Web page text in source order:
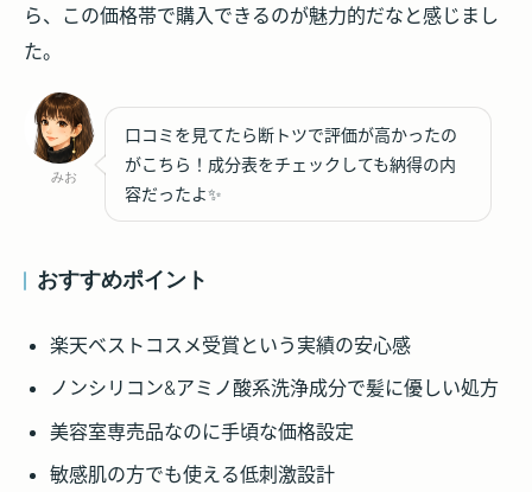
ら、この価格帯で購入できるのが魅力的だなと感じまし
た。
みお
口コミを見てたら断トツで評価が高かったの
がこちら！成分表をチェックしても納得の内
容だったよ✨
おすすめポイント
楽天ベストコスメ受賞という実績の安心感
ノンシリコン&アミノ酸系洗浄成分で髪に優しい処方
美容室専売品なのに手頃な価格設定
敏感肌の方でも使える低刺激設計